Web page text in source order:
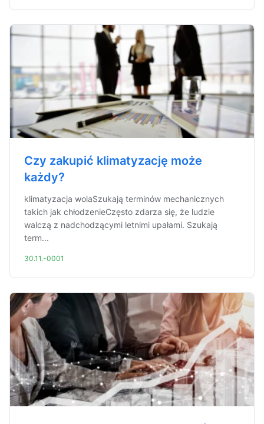
Czy zakupić klimatyzację może
każdy?
klimatyzacja wolaSzukają terminów mechanicznych
takich jak chłodzenieCzęsto zdarza się, że ludzie
walczą z nadchodzącymi letnimi upałami. Szukają
term...
30.11.-0001